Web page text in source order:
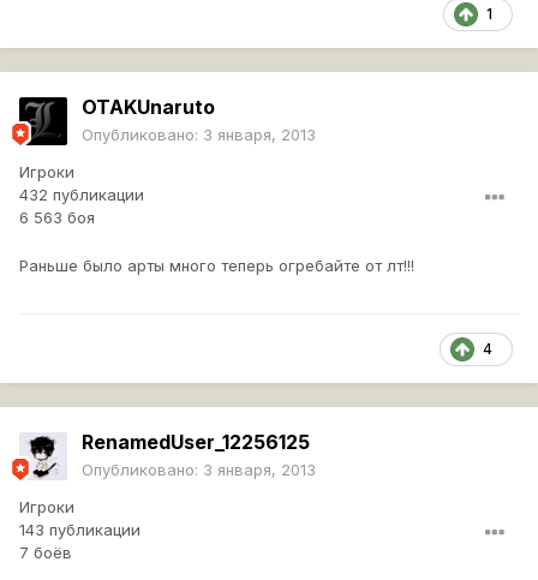
1
OTAKUnaruto
Опубликовано: 3 января, 2013
Игроки
432 публикации
6 563 боя
Раньше было арты много теперь огребайте от лт!!!
4
RenamedUser_12256125
Опубликовано: 3 января, 2013
Игроки
143 публикации
7 боёв